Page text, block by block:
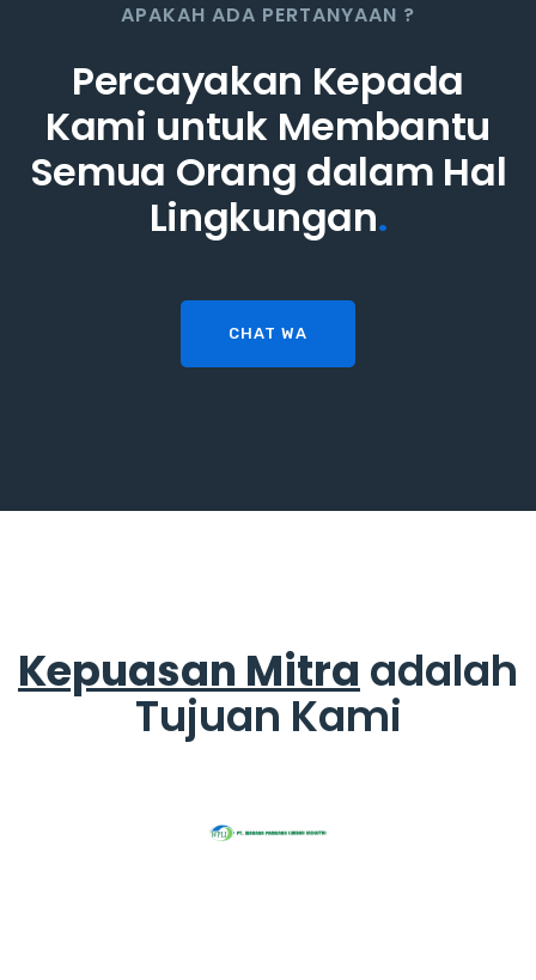
APAKAH ADA PERTANYAAN ?
Percayakan Kepada
Kami untuk Membantu
Semua Orang dalam Hal
Lingkungan.
CHAT WA
Kepuasan Mitra adalah
Tujuan Kami